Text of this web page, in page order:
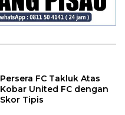
Persera FC Takluk Atas
Kobar United FC dengan
Skor Tipis